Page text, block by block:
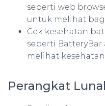
seperti web
untuk melihat
Cek kesehatan
seperti
melihat
Perangkat